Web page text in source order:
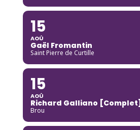
15
AOÛ
Gaël Fromantin
Saint Pierre de Curtille
15
AOÛ
Richard Galliano [Complet]
Brou